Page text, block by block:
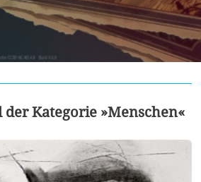
Kategorie »Menschen«